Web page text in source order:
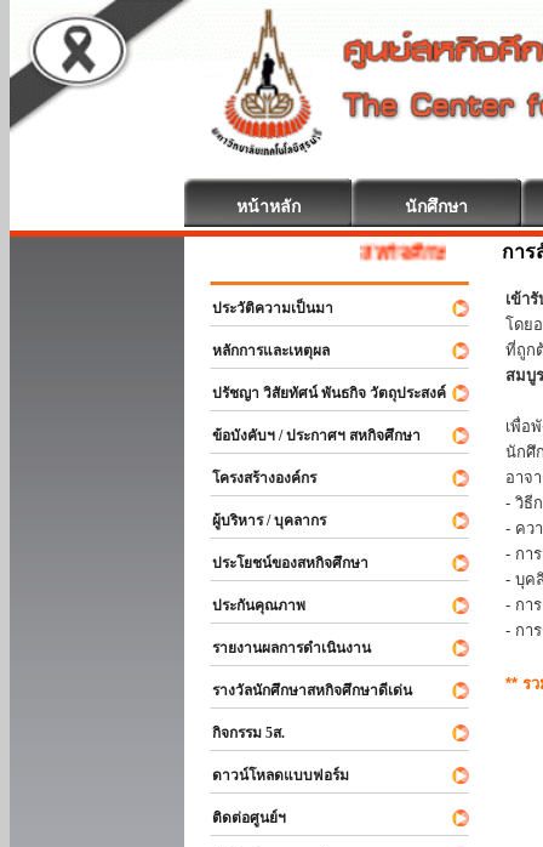
หน้าหลัก นักศึกษา
สหกิจศึกษา ยินดีต้อนรับ
ประวัติความเป็นมา
หลักการและเหตุผล
ปรัชญา วิสัยทัศน์ พันธกิจ วัตถุประสงค์
ข้อบังคับฯ / ประกาศฯ สหกิจศึกษา
โครงสร้างองค์กร
ผู้บริหาร / บุคลากร
ประโยชน์ของสหกิจศึกษา
ประกันคุณภาพ
รายงานผลการดำเนินงาน
รางวัลนักศึกษาสหกิจศึกษาดีเด่น
กิจกรรม 5ส.
ดาวน์โหลดแบบฟอร์ม
ติดต่อศูนย์ฯ
การ
เข้า
โดย
ที่ถูก
สมบู
เพื่อ
นักศึ
อาจ
- วิธี
- คว
- กา
- บุค
- กา
- กา
** ร